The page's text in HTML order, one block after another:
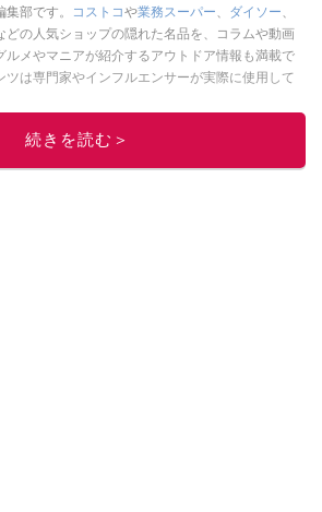
部です。
コストコや業務スーパー ダイソー
どの人気ショップの隠れた名品を、コラムや動画
ルメやマニアが紹介するアウトドア情報も満載で
ツは専門家やインフルエンサーが実際に使用して
続きを読む＞